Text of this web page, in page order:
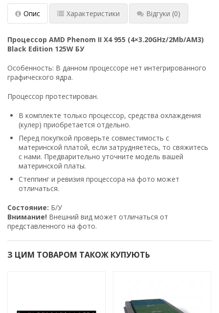
Опис Характеристики Відгуки (0)
Процессор AMD Phenom II X4 955 (4×3.20GHz/2Mb/AM3)
Black Edition 125W БУ
Особенность: В данном процессоре нет интегрированного
графического ядра.
Процессор протестирован.
В комплекте только процессор, средства охлаждения
(кулер) приобретается отдельно.
Перед покупкой проверьте совместимость с
материнской платой, если затрудняетесь, то свяжитесь
с нами. Предварительно уточните модель вашей
материнской платы.
Степпинг и ревизия процессора на фото может
отличаться.
Состояние: Б/У
Внимание! Внешний вид может отличаться от
представленного на фото.
З ЦИМ ТОВАРОМ ТАКОЖ КУПУЮТЬ